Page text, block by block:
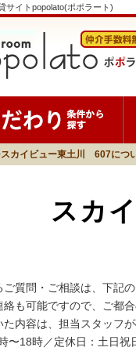
サイトpopolato(ポポラート)
スカイビュー東土川 607につ
スカ
質問・ご相談は、下記
も可能ですので、ご都
内容は、担当スタッフ
〜18時／定休日：土日祝